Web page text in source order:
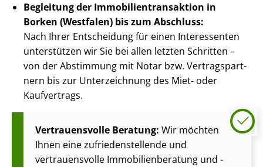
Begleitung der Im­mo­bi­li­en­trans­ak­ti­on in
Borken (Westfalen) bis zum Abschluss:
Nach Ihrer Entscheidung für einen Interessenten
unterstützen wir Sie bei allen letzten Schritten –
von der Abstimmung mit Notar bzw. Ver­trags­part­
nern bis zur Unterzeichnung des Miet- oder
Kaufvertrags.
Vertrauensvolle Beratung: Wir möchten
Ihnen eine zu­frie­den­stel­len­de und
vertrauensvolle Im­mo­bi­li­en­be­ra­tung und -